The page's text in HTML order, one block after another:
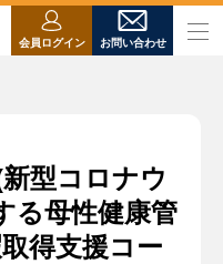
会員ログイン お問い合わせ
型コロナウ
る母性健康管
得支援コー